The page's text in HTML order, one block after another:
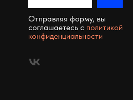
Отправляя форму, вы
соглашаетесь c политикой
конфиденциальности